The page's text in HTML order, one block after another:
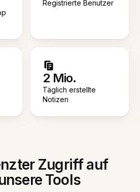
Registrierte Benutzer
2 Mio.
Täglich erstellte
Notizen
Zugriff auf
Tools